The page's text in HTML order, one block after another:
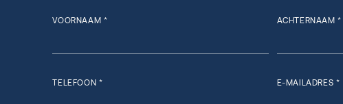
VOORNAAM * ACHTERNAAM *
TELEFOON * E-MAILADRES *